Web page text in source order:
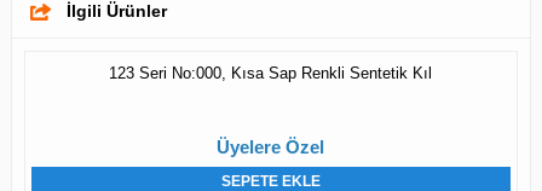
İlgili Ürünler
123 Seri No:000, Kısa Sap Renkli Sentetik Kıl
Üyelere Özel
SEPETE EKLE